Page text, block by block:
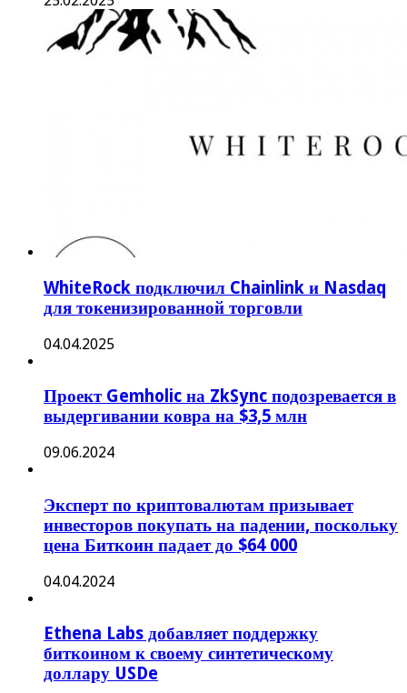
WhiteRock подключил Chainlink и Nasdaq
для токенизированной торговли
04.04.2025
Проект Gemholic на ZkSync подозревается в
выдергивании ковра на $3,5 млн
09.06.2024
Эксперт по криптовалютам призывает
инвесторов покупать на падении, поскольку
цена Биткоин падает до $64 000
04.04.2024
Ethena Labs добавляет поддержку
биткоином к своему синтетическому
доллару USDe